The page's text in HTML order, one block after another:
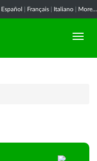
Español Français Italiano More...